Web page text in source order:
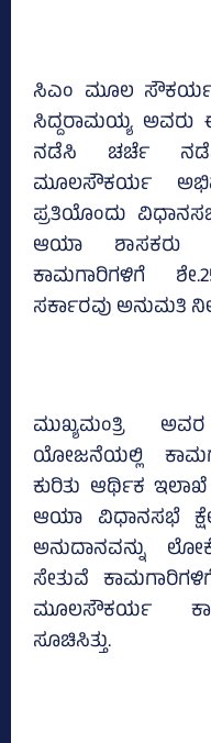
ಸಿಎಂ ಮೂಲ ಸೌಕರ್ಯ
ಸಿದ್ದರಾಮಯ್ಯ ಅವರು
ನಡೆಸಿ ಚರ್ಚೆ
ಮೂಲಸೌಕರ್ಯ
ಪ್ರತಿಯೊಂದು
ಆಯಾ ಶಾಸಕರು
ಕಾಮಗಾರಿಗಳಿಗೆ
ಸರ್ಕಾರವು ಅನುಮತಿ
ಮುಖ್ಯಮಂತ್ರಿ
ಯೋಜನೆಯಲ್ಲಿ
ಕುರಿತು ಆರ್ಥಿಕ
ಆಯಾ ವಿಧಾನಸಭೆ
ಅನುದಾನವನ್ನು
ಸೇತುವೆ
ಮೂಲಸೌಕರ್ಯ
ಸೂಚಿಸಿತ್ತು.